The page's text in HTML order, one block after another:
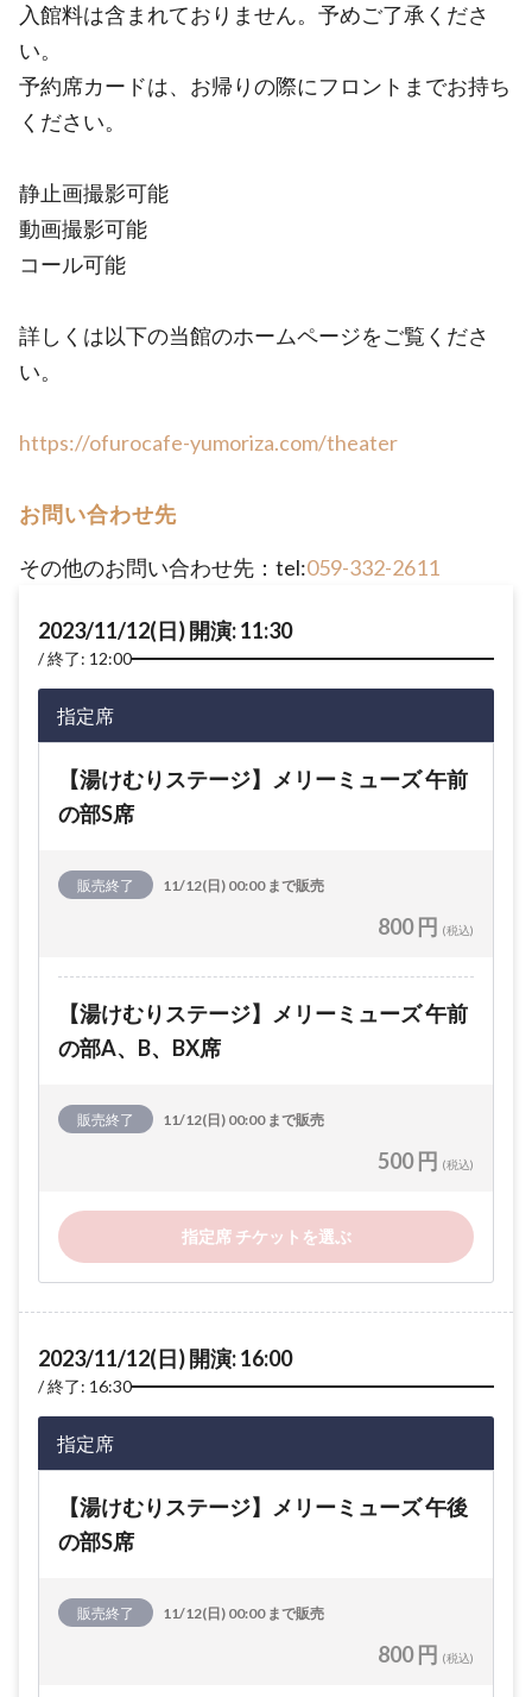
入館料は含まれておりません。予めご了承くださ
い。
予約席カードは、お帰りの際にフロントまでお持ち
ください。
静止画撮影可能
動画撮影可能
コール可能
詳しくは以下の当館のホームページをご覧くださ
い。
https://ofurocafe-yumoriza.com/theater
お問い合わせ先
その他のお問い合わせ先：tel:059-332-2611
2023/11/12(日) 開演: 11:30
終了: 12:00
指定席
【湯けむりステージ】メリーミューズ 午前
の部S席
販売終了 11/12(日) 00:00 まで販売
800 円 (税込)
【湯けむりステージ】メリーミューズ 午前
の部A、B、BX席
販売終了 11/12(日) 00:00 まで販売
500 円 (税込)
指定席 チケットを選ぶ
2023/11/12(日) 開演: 16:00
終了: 16:30
指定席
【湯けむりステージ】メリーミューズ 午後
の部S席
販売終了 11/12(日) 00:00 まで販売
800 円 (税込)